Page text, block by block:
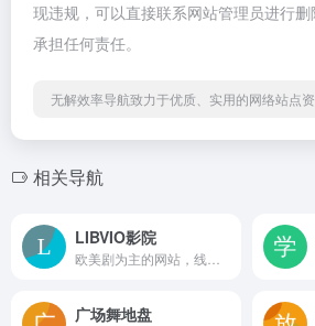
现违规，可以直接联系网站管理员进行
承担任何责任。
无解效率导航致力于优质、实用的网络站点
相关导航
LIBVIO影院
广场舞地盘